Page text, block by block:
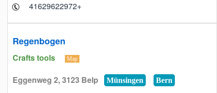
+41629622972
Regenbogen
Crafts tools Map
Eggenweg 2, 3123 Belp Münsingen Bern